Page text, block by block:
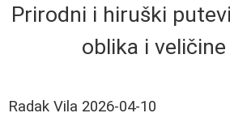
Prirodni i hiruški
oblika i
Radak Vila 2026-04-10